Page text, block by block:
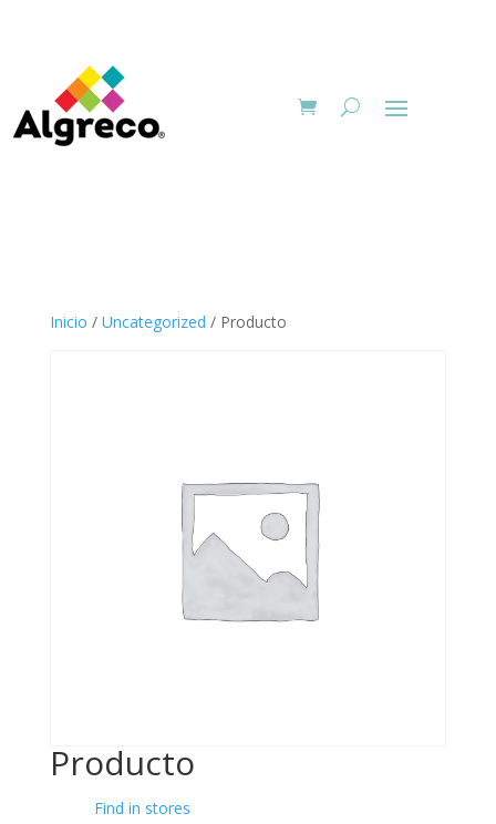
Inicio / Uncategorized / Producto
Producto
Find in stores